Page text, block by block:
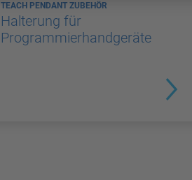
TEACH PENDANT ZUBEHÖR
Halterung für
Programmierhandgeräte